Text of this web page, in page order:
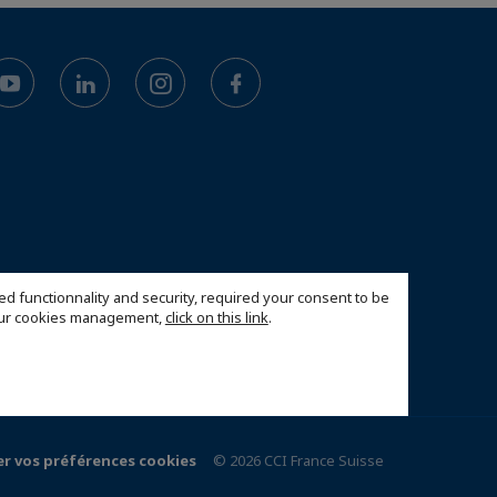
functionnality and security, required your consent to be
cookies management,click on this link.
vos préférences cookies © 2026 CCI France Suisse